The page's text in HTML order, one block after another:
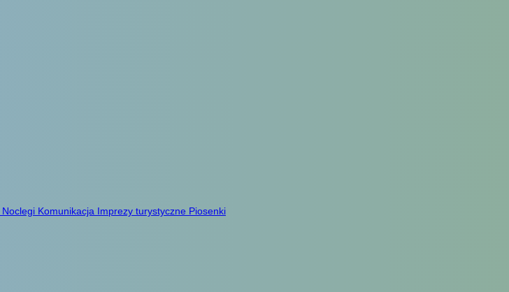
Noclegi Komunikacja Imprezy turystyczne Piosenki